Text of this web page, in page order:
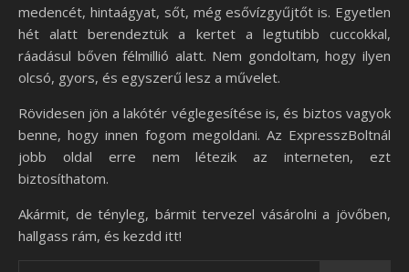
medencét, hintaágyat, sőt, még esővízgyűjtőt is. Egyetlen
hét alatt berendeztük a kertet a legtutibb cuccokkal,
ráadásul bőven félmillió alatt. Nem gondoltam, hogy ilyen
olcsó, gyors, és egyszerű lesz a művelet.
Rövidesen jön a lakótér véglegesítése is, és biztos vagyok
benne, hogy innen fogom megoldani. Az ExpresszBoltnál
jobb oldal erre nem létezik az interneten, ezt
biztosíthatom.
Akármit, de tényleg, bármit tervezel vásárolni a jövőben,
hallgass rám, és kezdd itt!